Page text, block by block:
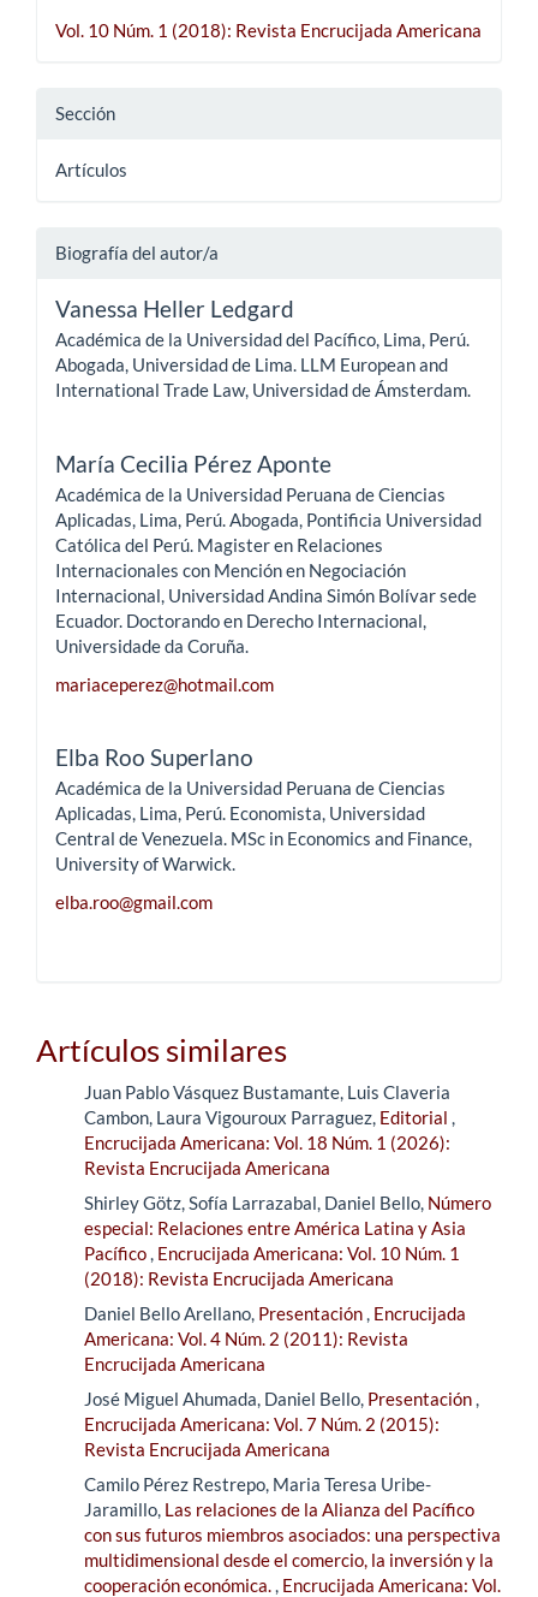
Vol. 10 Núm. 1 (2018): Revista Encrucijada Americana
Sección
Artículos
Biografía del autor/a
Vanessa Heller Ledgard
Académica de la Universidad del Pacífico, Lima, Perú.
Abogada, Universidad de Lima. LLM European and
International Trade Law, Universidad de Ámsterdam.
María Cecilia Pérez Aponte
Académica de la Universidad Peruana de Ciencias
Aplicadas, Lima, Perú. Abogada, Pontificia Universidad
Católica del Perú. Magister en Relaciones
Internacionales con Mención en Negociación
Internacional, Universidad Andina Simón Bolívar sede
Ecuador. Doctorando en Derecho Internacional,
Universidade da Coruña.
mariaceperez@hotmail.com
Elba Roo Superlano
Académica de la Universidad Peruana de Ciencias
Aplicadas, Lima, Perú. Economista, Universidad
Central de Venezuela. MSc in Economics and Finance,
University of Warwick.
elba.roo@gmail.com
Artículos similares
Juan Pablo Vásquez Bustamante, Luis Claveria
Cambon, Laura Vigouroux Parraguez, Editorial ,
Encrucijada Americana: Vol. 18 Núm. 1 (2026):
Revista Encrucijada Americana
Shirley Götz, Sofía Larrazabal, Daniel Bello, Número
especial: Relaciones entre América Latina y Asia
Pacífico, Encrucijada Americana: Vol. 10 Núm. 1
(2018): Revista Encrucijada Americana
Daniel Bello Arellano, Presentación, Encrucijada
Americana: Vol. 4 Núm. 2 (2011): Revista
Encrucijada Americana
José Miguel Ahumada, Daniel Bello, Presentación,
Encrucijada Americana: Vol. 7 Núm. 2 (2015):
Revista Encrucijada Americana
Camilo Pérez Restrepo, Maria Teresa Uribe-
Jaramillo, Las relaciones de la Alianza del Pacífico
con sus futuros miembros asociados: una perspectiva
multidimensional desde el comercio, la inversión y la
cooperación económica., Encrucijada Americana: Vol.